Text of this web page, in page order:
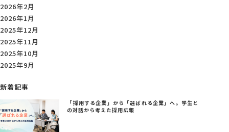
2026年2月
2026年1月
2025年12月
2025年11月
2025年10月
2025年9月
新着記事
「採用する企業」から「選ばれる企業」へ。学生と
の対話から考えた採用広報